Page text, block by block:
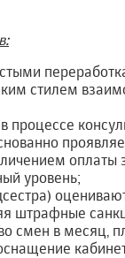
стилем
процессе
уровень;
штрафные
смен в месяц,